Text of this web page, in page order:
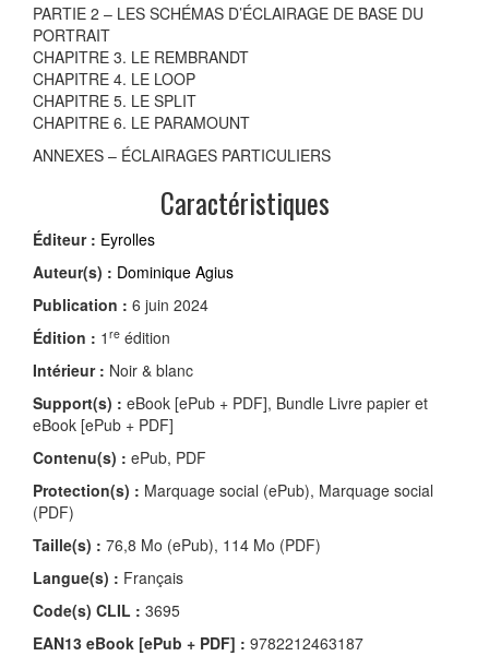
PARTIE 2 – LES SCHÉMAS D’ÉCLAIRAGE DE BASE DU
PORTRAIT
CHAPITRE 3. LE REMBRANDT
CHAPITRE 4. LE LOOP
CHAPITRE 5. LE SPLIT
CHAPITRE 6. LE PARAMOUNT
ANNEXES – ÉCLAIRAGES PARTICULIERS
Caractéristiques
Éditeur : Eyrolles
Auteur(s) : Dominique Agius
Publication : 6 juin 2024
Édition : 1 re édition
Intérieur : Noir & blanc
Support(s) : eBook [ePub + PDF], Bundle Livre papier et
eBook [ePub + PDF]
Contenu(s) : ePub, PDF
Protection(s) : Marquage social (ePub), Marquage social
(PDF)
Taille(s) : 76,8 Mo (ePub), 114 Mo (PDF)
Langue(s) : Français
Code(s) CLIL : 3695
EAN13 eBook [ePub + PDF] : 9782212463187